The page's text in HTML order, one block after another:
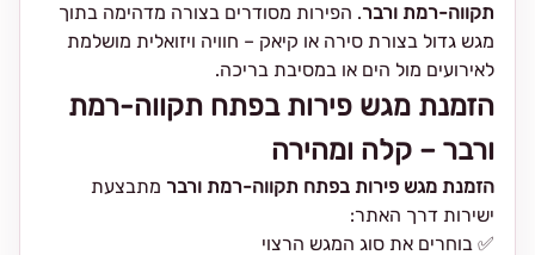
תקווה-רמת ורבר. הפירות מסודרים בצורה מדהימה בתוך
מגש גדול בצורת סירה או קיאק – חוויה ויזואלית מושלמת
לאירועים מול הים או במסיבת בריכה.
הזמנת מגש פירות בפתח תקווה-רמת
ורבר – קלה ומהירה
הזמנת מגש פירות בפתח תקווה-רמת ורבר מתבצעת
ישירות דרך האתר:
✅ בוחרים את סוג המגש הרצוי